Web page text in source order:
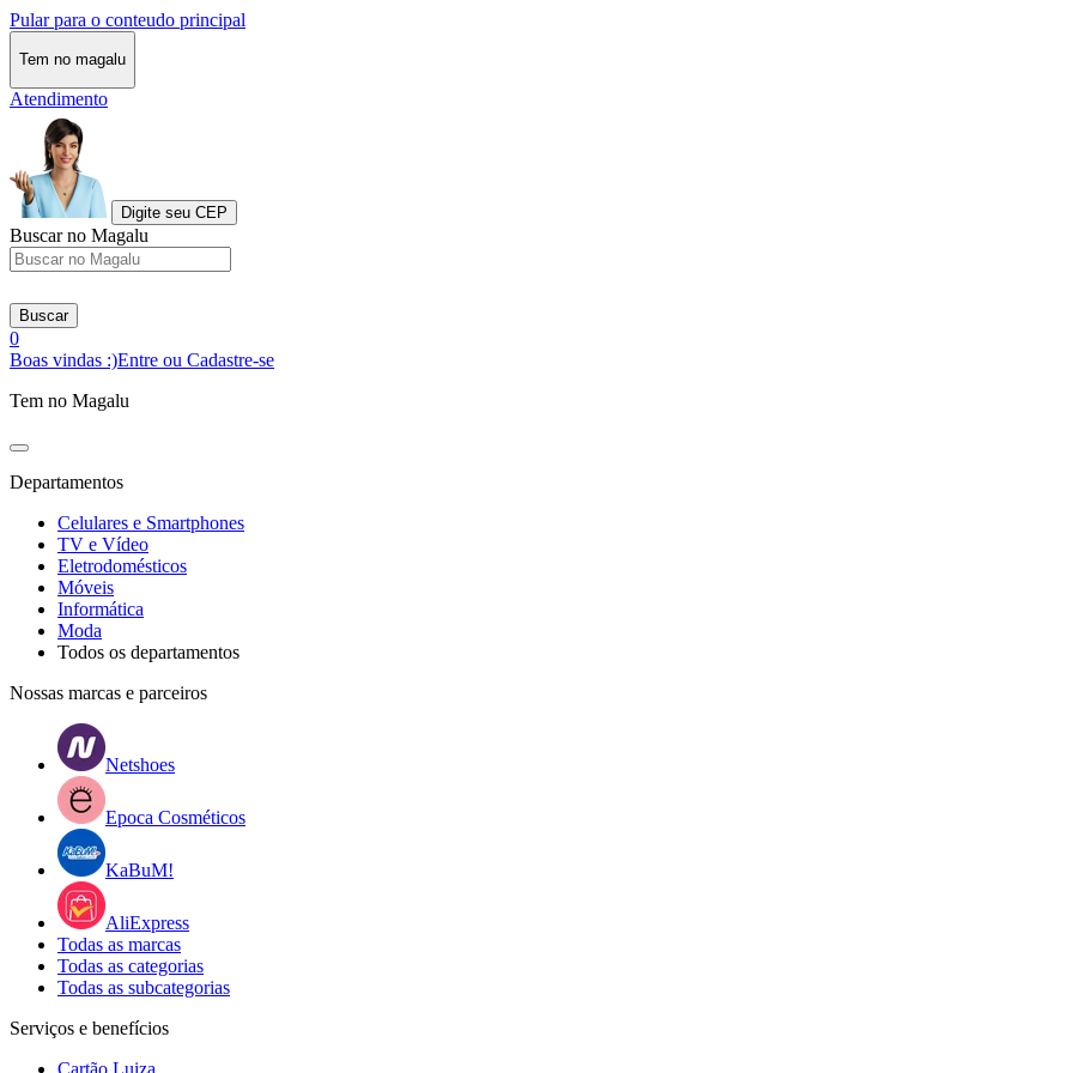
Pular para o conteudo principal
Tem no magalu
Atendimento
Digite seu CEP
Buscar no Magalu
Buscar
0
Boas vindas :)Entre ou Cadastre-se
Tem no Magalu
Departamentos
Celulares e Smartphones
TV e Vídeo
Eletrodomésticos
Móveis
Informática
Moda
Todos os departamentos
Nossas marcas e parceiros
Netshoes
Epoca Cosméticos
KaBuM!
AliExpress
Todas as marcas
Todas as categorias
Todas as subcategorias
Serviços e benefícios
Cartão Luiza